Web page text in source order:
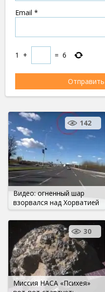
Email *
1 + = 6
Видео: огненный шар
взорвался над Хорватией
142
Миссия НАСА «Психея»
30